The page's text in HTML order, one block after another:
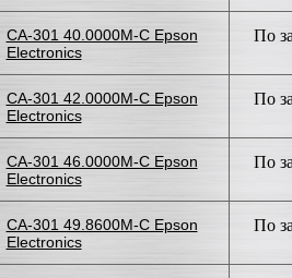
CA-301 40.0000M-C Epson
Electronics
По
CA-301 42.0000M-C Epson
Electronics
По
CA-301 46.0000M-C Epson
Electronics
По
CA-301 49.8600M-C Epson
Electronics
По